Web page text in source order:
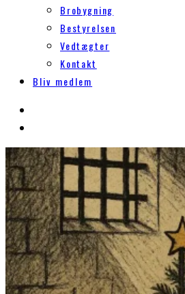
Brobygning
Bestyrelsen
Vedtægter
Kontakt
Bliv medlem